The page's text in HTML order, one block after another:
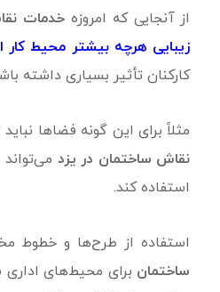
از آنجایی که امروزه خدمات
زیبایی هرچه بیشتر محیط کار
کارکنان تأثیر بسیاری داشته
مثلاً برای این گونه فضا‌ها
نقاش ساختمان در یزد
استفاده کند.
استفاده از طرح‌ها و خطوط
ساختمان برای محیط‌های